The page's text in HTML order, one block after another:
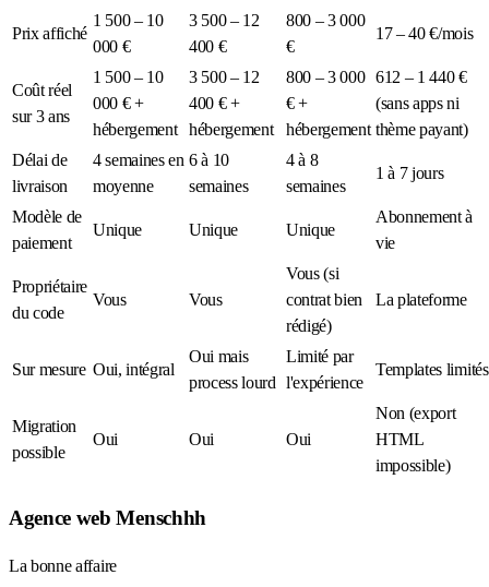
Prix affiché
1 500 – 10
000 €
3 500 – 12
400 €
800 – 3 000
€
17 – 40 €/mois
Coût réel
sur 3 ans
1 500 – 10
000 € +
hébergement
3 500 – 12
400 € +
hébergement
800 – 3 000
€ +
hébergement
612 – 1 440 €
(sans apps ni
thème payant)
Délai de
livraison
4 semaines en
moyenne
6 à 10
semaines
4 à 8
semaines
1 à 7 jours
Modèle de
paiement
Unique Unique Unique
Abonnement à
vie
Propriétaire
du code
Vous Vous
Vous (si
contrat bien
rédigé)
La plateforme
Sur mesure Oui, intégral
Oui mais
process lourd
Limité par
l'expérience
Templates limités
Migration
possible
Oui Oui Oui
Non (export
HTML
impossible)
Agence web Menschhh
La bonne affaire